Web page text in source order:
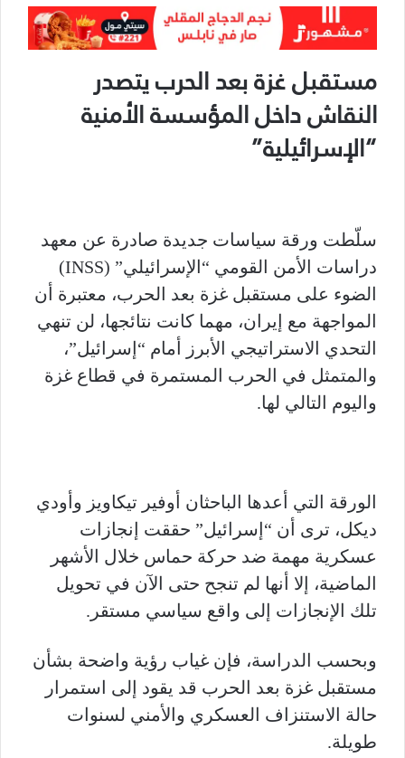
مستقبل غزة بعد الحرب يتصدر
النقاش داخل المؤسسة الأمنية
“الإسرائيلية”
سلّطت ورقة سياسات جديدة صادرة عن معهد
دراسات الأمن القومي “الإسرائيلي” (INSS)
الضوء على مستقبل غزة بعد الحرب، معتبرة أن
المواجهة مع إيران، مهما كانت نتائجها، لن تنهي
التحدي الاستراتيجي الأبرز أمام “إسرائيل”،
والمتمثل في الحرب المستمرة في قطاع غزة
واليوم التالي لها.
الورقة التي أعدها الباحثان أوفير تيكاويز وأودي
ديكل، ترى أن “إسرائيل” حققت إنجازات
عسكرية مهمة ضد حركة حماس خلال الأشهر
الماضية، إلا أنها لم تنجح حتى الآن في تحويل
تلك الإنجازات إلى واقع سياسي مستقر.
وبحسب الدراسة، فإن غياب رؤية واضحة بشأن
مستقبل غزة بعد الحرب قد يقود إلى استمرار
حالة الاستنزاف العسكري والأمني لسنوات
طويلة.